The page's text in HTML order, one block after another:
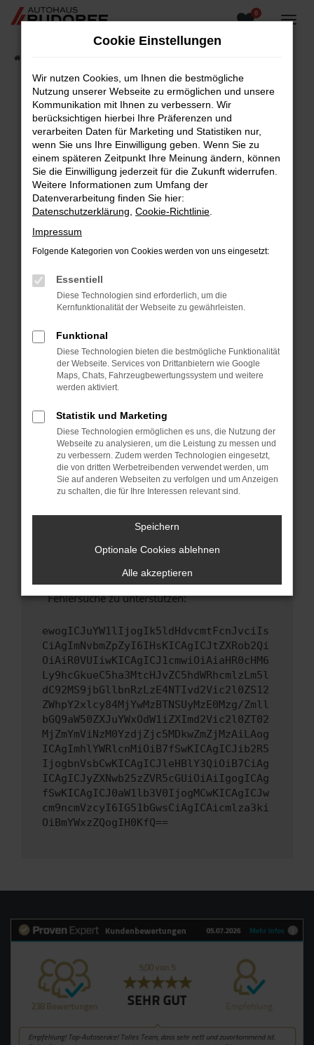
Zum
0
Fehler: Network Error
Beim Laden ist ein Fehler aufgetreten.
Hier sind ein paar Tipps, die dir helfen können:
Überprüfe deine Firewall und deine
Internetverbindung.
Laden andere Webseiten, zum Beispiel deine
Suchmaschine?
Prüfe deine Browsererweiterungen.
Manche Erweiterungen, wie Werbeblocker,
können das Laden bestimmter Seiten
verhindern. Funktioniert die Seite in einem
Fenster?
Starte dein Gerät neu.
Das kann manchmal helfen, vorübergehende
Probleme zu beheben.
Betriebssystem auf dem neuesten Stand
sind.
Veraltete Software birgt nicht nur ein
Sicherheitsrisiko, sondern kann auch dazu
führen, dass bestimmte Funktionen nicht mehr
unterstützt werden.
Wende dich an den Webseitenbetreiber.
Wenn du alle oben genannten Schritte versucht
hast, kontaktiere uns bitte. Wir werden
versuchen, das Problem zu beheben. Du kannst
uns diesen Text schicken, um uns bei der
Fehlersuche zu unterstützen:
ewogICJuYW1lIjogIk5ldHdvcmtFcnJvciIs
CiAgImNvbmZpZyI6IHsKICAgICJtZXRob2Qi
OiAiR0VUIiwKICAgICJ1cmwiOiAiaHR0cHM6
Ly9hcGkueC5ha3MtcHJvZC5hdWRhcmlzLm5l
dC92MS9jbGllbnRzLzE4NTIvd2Vic2l0ZS12
ZWhpY2xlcy84MjYwMzBTNSUyMzE0Mzg/Zmll
bGQ9aW50ZXJuYWxOdW1iZXImd2Vic2l0ZT02
MjZmYmViNzM0YzdjZjc5MDkwZmZjMzAiLAog
ICAgImhlYWRlcnMiOiB7fSwKICAgICJib2R5
IjogbnVsbCwKICAgICJleHBlY3QiOiB7CiAg
ICAgICJyZXNwb25zZVR5cGUiOiAiIgogICAg
fSwKICAgICJ0aW1lb3V0IjogMCwKICAgICJw
cm9ncmVzcyI6IG51bGwsCiAgICAicmlza3ki
OiBmYWxzZQogIH0KfQ==
Cookie Einstellungen
Wir nutzen Cookies, um Ihnen die bestmögliche
Nutzung unserer Webseite zu ermöglichen und unsere
Kommunikation mit Ihnen zu verbessern. Wir
berücksichtigen hierbei Ihre Präferenzen und
verarbeiten Daten für Marketing und Statistiken nur,
wenn Sie uns Ihre Einwilligung geben. Wenn Sie zu
einem späteren Zeitpunkt Ihre Meinung ändern, können
Sie die Einwilligung jederzeit für die Zukunft widerrufen.
Weitere Informationen zum Umfang der
Datenverarbeitung finden Sie hier:
Datenschutzerklärung Cookie-Richtlinie
Impressum
Folgende Kategorien von Cookies werden von uns eingesetzt:
Essentiell
Diese Technologien sind erforderlich, um die
Kernfunktionalität der Webseite zu gewährleisten.
Funktional
Diese Technologien bieten die bestmögliche Funktionalität
der Webseite. Services von Drittanbietern wie Google
Maps, Chats, Fahrzeugbewertungssystem und weitere
werden aktiviert.
Statistik und Marketing
Diese Technologien ermöglichen es uns, die Nutzung der
Webseite zu analysieren, um die Leistung zu messen und
zu verbessern. Zudem werden Technologien eingesetzt,
die von dritten Werbetreibenden verwendet werden, um
Sie auf anderen Webseiten zu verfolgen und um Anzeigen
zu schalten, die für Ihre Interessen relevant sind.
Speichern
Optionale Cookies ablehnen
Alle akzeptieren